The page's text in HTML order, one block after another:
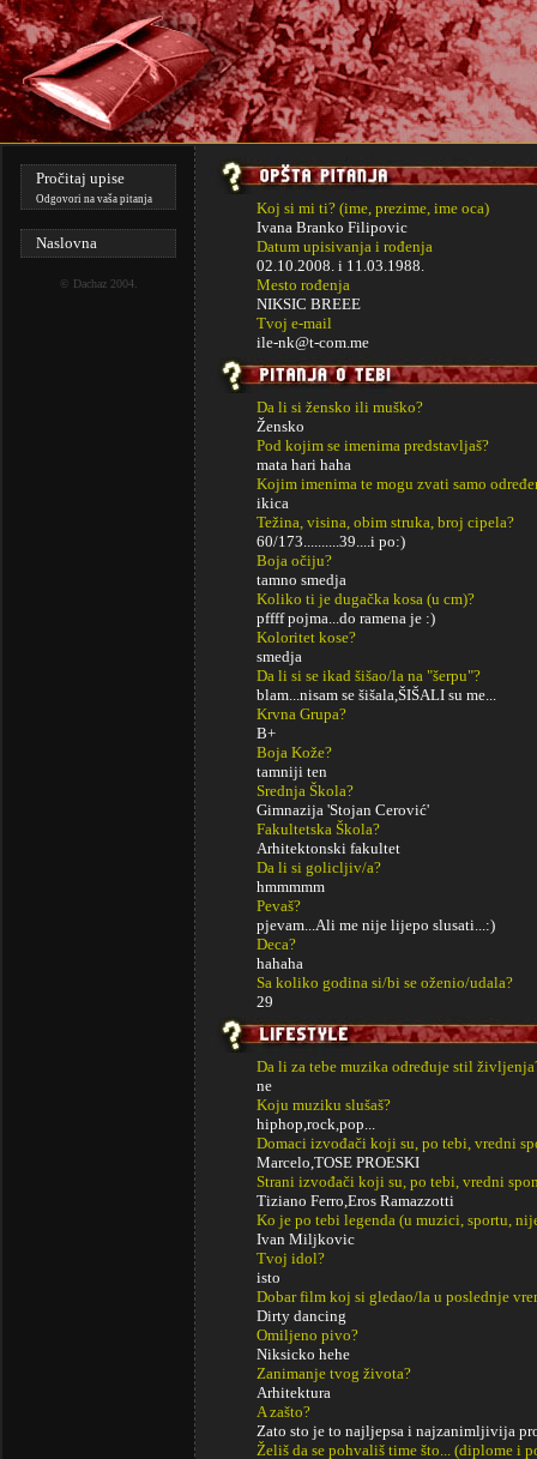
Pročitaj upise
Odgovori na vaša pitanja
Naslovna
© Dachaz2004.
Koj si mi ti? (ime, prezime, ime oca)
Ivana Branko Filipovic
Datum upisivanja i rođenja
02.10.2008. i 11.03.1988.
Mesto rođenja
NIKSIC BREEE
Tvoj e-mail
ile-nk@t-com.me
Da li si žensko ili muško?
Žensko
Pod kojim se imenima predstavljaš?
mata hari haha
Kojim imenima te mogu zvati samo
ikica
Težina, visina, obim struka, broj cipela?
60/173..........39....i po:)
Boja očiju?
tamno smedja
Koliko ti je dugačka kosa (u cm)?
pffff pojma...do ramena je :)
Koloritet kose?
smedja
Da li si se ikad šišao/la na "šerpu"?
blam...nisam se šišala,ŠIŠALI su me...
Krvna Grupa?
B+
Boja Kože?
tamniji ten
Srednja Škola?
Gimnazija 'Stojan Cerović'
Fakultetska Škola?
Arhitektonski fakultet
Da li si golicljiv/a?
hmmmmm
Pevaš?
pjevam...Ali me nije lijepo slusati...:)
Deca?
hahaha
Sa koliko godina si/bi se oženio/udala?
29
Da li za tebe muzika određuje stil
ne
Koju muziku slušaš?
hiphop,rock,pop...
Domaci izvođači koji su, po tebi, vredni
Marcelo,TOSE PROESKI
Strani izvođači koji su, po tebi, vredni
Tiziano Ferro,Eros Ramazzotti
Ko je po tebi legenda (u muzici, sportu,
Ivan Miljkovic
Tvoj idol?
isto
Dobar film koj si gledao/la u poslednje
Dirty dancing
Omiljeno pivo?
Niksicko hehe
Zanimanje tvog života?
Arhitektura
A zašto?
Zato sto je to najljepsa i najzanimljivija
Želiš da se pohvališ time što... (diplome i